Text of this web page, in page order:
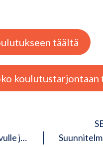
täältä
koulutustarjontaan
Yrityksen kasvulle ja johtamiselle uusi suunta